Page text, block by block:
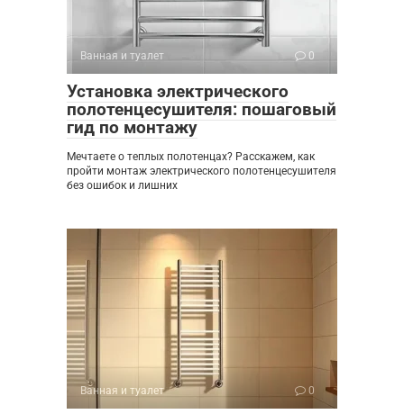
Ванная и туалет 0
Установка электрического
полотенцесушителя: пошаговый
гид по монтажу
Мечтаете о теплых полотенцах? Расскажем, как
пройти монтаж электрического полотенцесушителя
без ошибок и лишних
Ванная и туалет 0